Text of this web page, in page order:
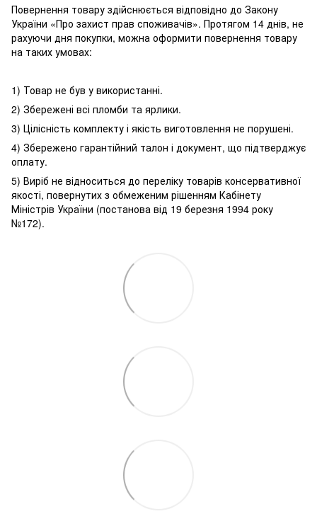
Повернення товару здійснюється відповідно до Закону
України «Про захист прав споживачів». Протягом 14 днів, не
рахуючи дня покупки, можна оформити повернення товару
на таких умовах:
1) Товар не був у використанні.
2) Збережені всі пломби та ярлики.
3) Цілісність комплекту і якість виготовлення не порушені.
4) Збережено гарантійний талон і документ, що підтверджує
оплату.
5) Виріб не відноситься до переліку товарів консервативної
якості, повернутих з обмеженим рішенням Кабінету
Міністрів України (постанова від 19 березня 1994 року
№172).